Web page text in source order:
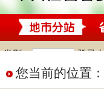
您当前的位置：